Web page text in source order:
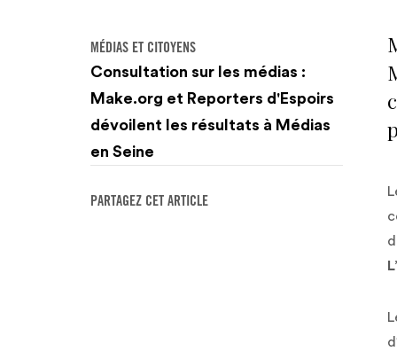
MÉDIAS ET CITOYENS
Consultation sur les médias :
Make.org et Reporters d'Espoirs
dévoilent les résultats à Médias
en Seine
PARTAGEZ CET ARTICLE